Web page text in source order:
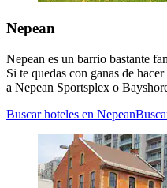
Nepean
Nepean es un barrio bastante
Si te quedas con ganas de
a Nepean Sportsplex o
Buscar hoteles en Nepean